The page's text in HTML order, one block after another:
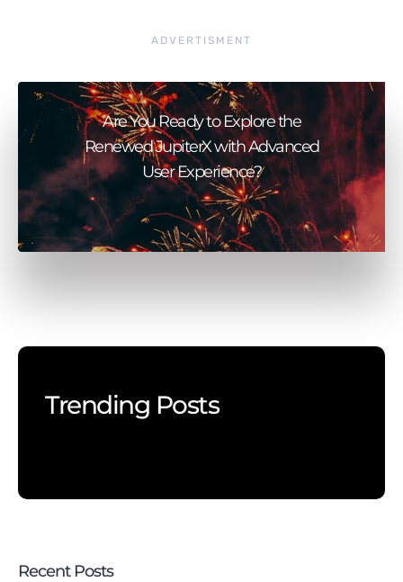
ADVERTISMENT
Are You Ready to Explore the
Renewed JupiterX with Advanced
User Experience?
Trending Posts
Recent Posts